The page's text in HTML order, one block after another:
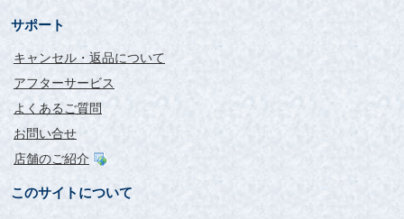
サポート
キャンセル・返品について
アフターサービス
よくあるご質問
お問い合せ
店舗のご紹介
このサイトについて